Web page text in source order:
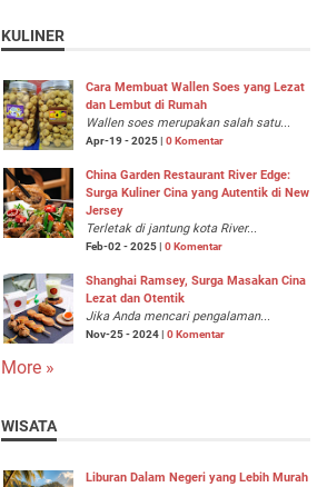
KULINER
Cara Membuat Wallen Soes yang Lezat
dan Lembut di Rumah
Wallen soes merupakan salah satu...
Apr-19 - 2025 | 0 Komentar
China Garden Restaurant River Edge:
Surga Kuliner Cina yang Autentik di New
Jersey
Terletak di jantung kota River...
Feb-02 - 2025 | 0 Komentar
Shanghai Ramsey, Surga Masakan Cina
Lezat dan Otentik
Jika Anda mencari pengalaman...
Nov-25 - 2024 | 0 Komentar
More »
WISATA
Liburan Dalam Negeri yang Lebih Murah